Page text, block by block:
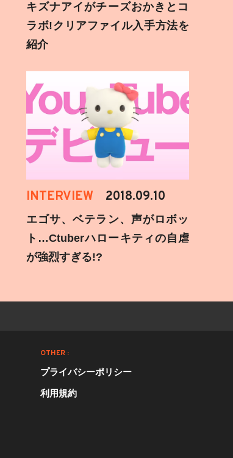
キズナアイがチーズおかきとコ
ラボ!クリアファイル入手方法を
紹介
INTERVIEW 2018.09.10
エゴサ、ベテラン、声がロボッ
ト…Ctuberハローキティの自虐
が強烈すぎる!?
OTHER :
プライバシーポリシー
利用規約